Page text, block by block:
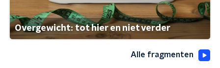
Overgewicht: tot hier en niet verder
Alle fragmenten